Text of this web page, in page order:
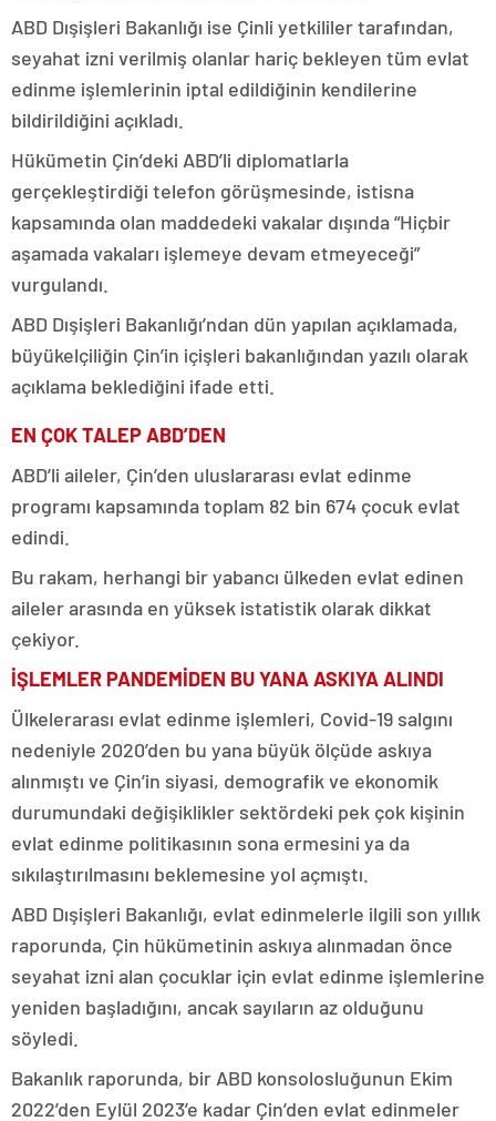
ABD Dışişleri Bakanlığı ise Çinli yetkililer tarafından,
seyahat izni verilmiş olanlar hariç bekleyen tüm evlat
edinme işlemlerinin iptal edildiğinin kendilerine
bildirildiğini açıkladı.
Hükümetin Çin’deki ABD’li diplomatlarla
gerçekleştirdiği telefon görüşmesinde, istisna
kapsamında olan maddedeki vakalar dışında “Hiçbir
aşamada vakaları işlemeye devam etmeyeceği”
vurgulandı.
ABD Dışişleri Bakanlığı’ndan dün yapılan açıklamada,
büyükelçiliğin Çin’in içişleri bakanlığından yazılı olarak
açıklama beklediğini ifade etti.
EN ÇOK TALEP ABD’DEN
ABD’li aileler, Çin’den uluslararası evlat edinme
programı kapsamında toplam 82 bin 674 çocuk evlat
edindi.
Bu rakam, herhangi bir yabancı ülkeden evlat edinen
aileler arasında en yüksek istatistik olarak dikkat
çekiyor.
İŞLEMLER PANDEMİDEN BU YANA ASKIYA ALINDI
Ülkelerarası evlat edinme işlemleri, Covid-19 salgını
nedeniyle 2020’den bu yana büyük ölçüde askıya
alınmıştı ve Çin’in siyasi, demografik ve ekonomik
durumundaki değişiklikler sektördeki pek çok kişinin
evlat edinme politikasının sona ermesini ya da
sıkılaştırılmasını beklemesine yol açmıştı.
ABD Dışişleri Bakanlığı, evlat edinmelerle ilgili son yıllık
raporunda, Çin hükümetinin askıya alınmadan önce
seyahat izni alan çocuklar için evlat edinme işlemlerine
yeniden başladığını, ancak sayıların az olduğunu
söyledi.
Bakanlık raporunda, bir ABD konsolosluğunun Ekim
2022’den Eylül 2023’e kadar Çin’den evlat edinmeler